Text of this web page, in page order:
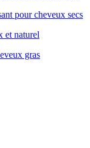
pour cheveux secs
et naturel
gras